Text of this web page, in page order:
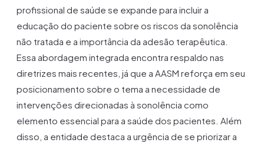
profissional de saúde se expande para incluir a
educação do paciente sobre os riscos da sonolência
não tratada e a importância da adesão terapêutica.
Essa abordagem integrada encontra respaldo nas
diretrizes mais recentes, já que a AASM reforça em seu
posicionamento sobre o tema a necessidade de
intervenções direcionadas à sonolência como
elemento essencial para a saúde dos pacientes. Além
disso, a entidade destaca a urgência de se priorizar a